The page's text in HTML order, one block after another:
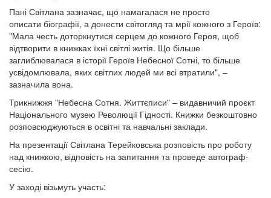
Пані Світлана зазначає, що намагалася не просто
описати біографії, а донести світогляд та мрії кожного з Героїв:
"Мала честь доторкнутися серцем до кожного Героя, щоб
відтворити в книжках їхні світлі житія. Що більше
заглиблювалася в історії Героїв Небесної Сотні, то більше
усвідомлювала, яких світлих людей ми всі втратили", –
зазначила вона.
Трикнижжя "Небесна Сотня. Життєписи" – видавничий проєкт
Національного музею Революції Гідності. Книжки безкоштовно
розповсюджуються в освітні та навчальні заклади.
На презентації Світлана Терейковська розповість про роботу
над книжкою, відповість на запитання та проведе автограф-
сесію.
У заході візьмуть участь: